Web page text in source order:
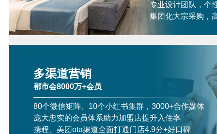
专业设计团队，个
集团化大宗采购，
多渠道营销
都市会8000万+会员
80个微信矩阵、10个小红书集群，3000+合作媒体
庞大忠实的会员体系助力加盟店提升入住率
携程、美团ota渠道全面打通门店4.9分+好口碑